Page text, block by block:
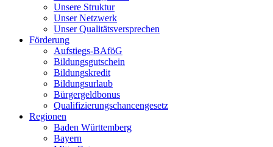
Unsere Struktur
Unser Netzwerk
Unser Qualitätsversprechen
Förderung
Aufstiegs-BAföG
Bildungsgutschein
Bildungskredit
Bildungsurlaub
Bürgergeldbonus
Qualifizierungschancengesetz
Regionen
Baden Württemberg
Bayern